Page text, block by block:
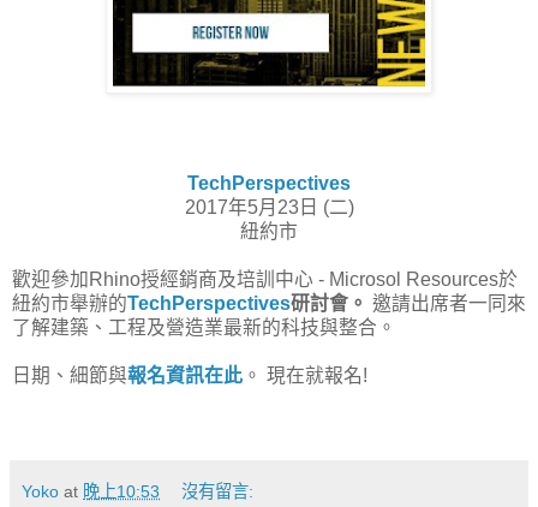
TechPerspectives
2017年5月23日 (二)
紐約市
歡迎參加Rhino授經銷商及培訓中心 - Microsol Resources於
紐約市舉辦的TechPerspectives研討會。 邀請出席者一同來
了解建築、工程及營造業最新的科技與整合。
日期、細節與報名資訊在此 。 現在就報名!
Yoko at 晚上10:53 沒有留言: